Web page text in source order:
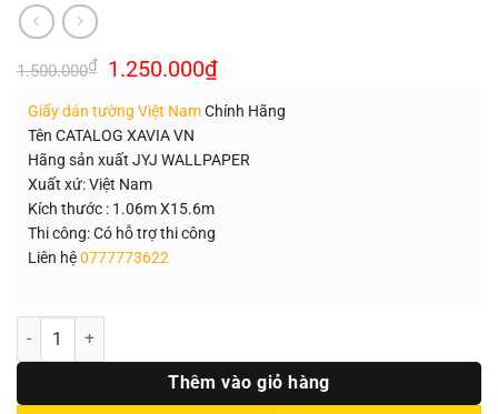
1.500.000₫ Giá
gốc
1.500.000₫.
1.250.000₫Giá
hiện
là:
Giấy dán tường Việt NamChính Hãng
Tên CATALOG XAVIA VN
Hãng sản xuất JYJ WALLPAPER
Xuất xứ: Việt Nam
Kích thước : 1.06m X15.6m
Thi công: Có hỗ trợ thi công
Liên hệ0777773622
Số lượng
Thêm vào giỏ hàng